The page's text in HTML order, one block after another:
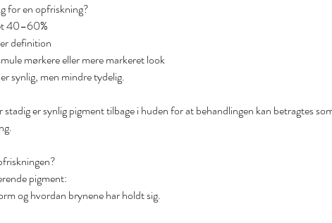
for en opfriskning?
40–60%
definition
mørkere eller mere markeret look
synlig, men mindre tydelig.
er synlig pigment tilbage i huden for at behandlingen kan betragtes
pigment:
og hvordan brynene har holdt sig.